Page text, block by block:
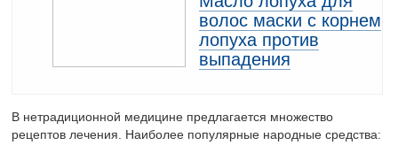
волос маски с корнем
лопуха против
выпадения
В нетрадиционной медицине предлагается множество
рецептов лечения. Наиболее популярные народные средства: